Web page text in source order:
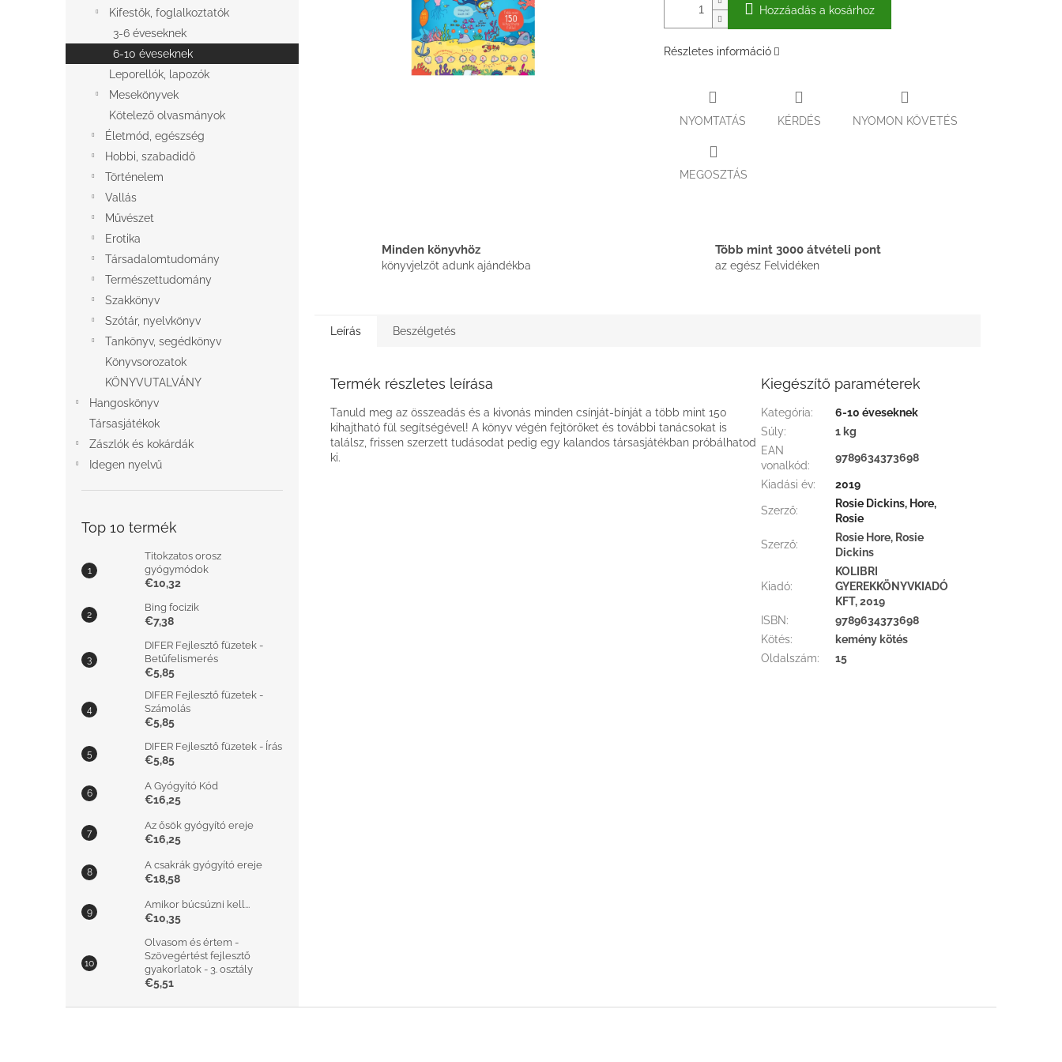
Kifestők, foglalkoztatók
3-6 éveseknek
6-10 éveseknek
Leporellók, lapozók
Mesekönyvek
Kötelező olvasmányok
Életmód, egészség
Hobbi, szabadidő
Történelem
Vallás
Művészet
Erotika
Társadalomtudomány
Természettudomány
Szakkönyv
Szótár, nyelvkönyv
Tankönyv, segédkönyv
Könyvsorozatok
KÖNYVUTALVÁNY
Hangoskönyv
Társasjátékok
Zászlók és kokárdák
Idegen nyelvű
Top 10 termék
Titokzatos orosz
gyógymódok
€10,32
Bing focizik
€7,38
DIFER Fejlesztő füzetek -
Betűfelismerés
€5,85
DIFER Fejlesztő füzetek -
Számolás
€5,85
DIFER Fejlesztő füzetek - Írás
€5,85
A Gyógyító Kód
€16,25
Az ősök gyógyító ereje
€16,25
A csakrák gyógyító ereje
€18,58
Amikor búcsúzni kell...
€10,35
Olvasom és értem -
Szövegértést fejlesztő
gyakorlatok - 3. osztály
€5,51
Hozzáadás a kosárhoz
Részletes információ
NYOMTATÁS KÉRDÉS NYOMON KÖVETÉS
MEGOSZTÁS
Minden könyvhöz
könyvjelzőt adunk ajándékba
Több mint 3000 átvételi pont
az egész Felvidéken
Leírás Beszélgetés
Termék részletes leírása
Tanuld meg az összeadás és a kivonás minden csínját-bínját a több mint 150
kihajtható fül segítségével! A könyv végén fejtörőket és további tanácsokat is
találsz, frissen szerzett tudásodat pedig egy kalandos társasjátékban próbálhatod
ki.
Kiegészítő paraméterek
Kategória:
6-10 éveseknek
Súly:
1 kg
EAN
vonalkód:
9789634373698
Kiadási év: 2019
Szerző:
Rosie Dickins, Hore,
Rosie
Szerző:
Rosie Hore, Rosie
Dickins
Kiadó:
KOLIBRI
GYEREKKÖNYVKIADÓ
KFT, 2019
ISBN:
9789634373698
Kötés:
kemény kötés
Oldalszám: 15